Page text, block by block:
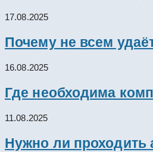
17.08.2025
Почему не всем
16.08.2025
Где необходима
11.08.2025
Нужно ли проходить